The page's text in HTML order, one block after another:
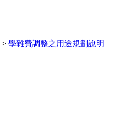
> 學雜費調整之用途規劃說明